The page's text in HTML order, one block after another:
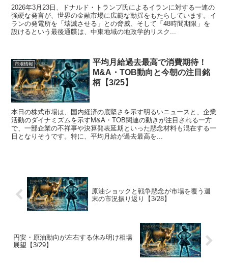
2026年3月23日、ドナルド・トランプ氏によるイランに対する一連の
強硬な発言が、世界の金融市場に広範な動揺をもたらしています。イ
ランの発電所を「壊滅させる」との脅威、そして「48時間期限」を
設けるという最後通牒は、中東地域の地政学的リスク...
市場情報
平均月給過去最高で消費期待！
M&A・TOB動向と今朝の注目銘
柄【3/25】
本日の株式市場は、国内経済の底堅さを示す明るいニュースと、企業
活動のダイナミズムを示すM&A・TOB関連の動きが注目される一方
で、一部企業の不祥事や決算発表延期といった懸念材料も混在する一
日となりそうです。特に、平均月給が過去最高を...
原油ショックと戦争懸念が市場を覆う週
末の市況振り返り【3/28】
円安・原油動向が左右する休み明け相場
展望【3/29】